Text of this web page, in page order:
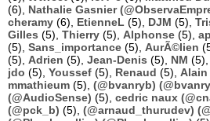
(6), Nathalie Gasnier
cheramy (6), EtienneL (5), DJM (5),
Gilles (5), Thierry (5), Alphonse (5),
(5), Sans_importance (5), AurÃ©lien
(5), Adrien (5), Jean-Denis (5), NM (5),
jdo (5), Youssef (5), Renaud (5), Alain
mmathieum (5), (@bvanryb)
(@AudioSense) (5), cedric naux
(@pck_b) (5), (@arnaud_thurudev)